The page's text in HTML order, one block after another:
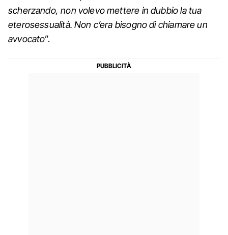
scherzando, non volevo mettere in dubbio la tua
eterosessualità. Non c’era bisogno di chiamare un
avvocato”.